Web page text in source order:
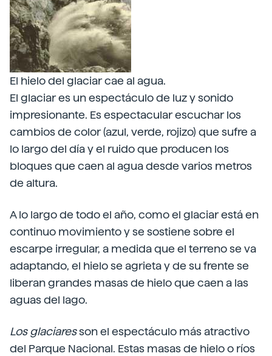
El hielo del glaciar cae al agua.
El glaciar es un espectáculo de luz y sonido
impresionante. Es espectacular escuchar los
cambios de color (azul, verde, rojizo) que sufre a
lo largo del día y el ruido que producen los
bloques que caen al agua desde varios metros
de altura.
A lo largo de todo el año, como el glaciar está en
continuo movimiento y se sostiene sobre el
escarpe irregular, a medida que el terreno se va
adaptando, el hielo se agrieta y de su frente se
liberan grandes masas de hielo que caen a las
aguas del lago.
Los glaciaresson el espectáculo más atractivo
del Parque Nacional. Estas masas de hielo o ríos